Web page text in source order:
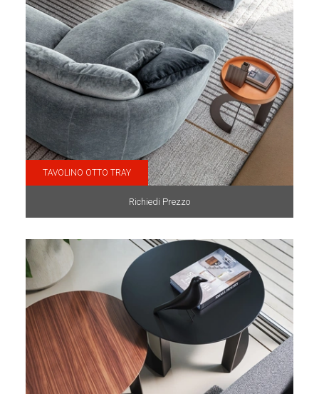
TAVOLINO OTTO TRAY
Richiedi Prezzo